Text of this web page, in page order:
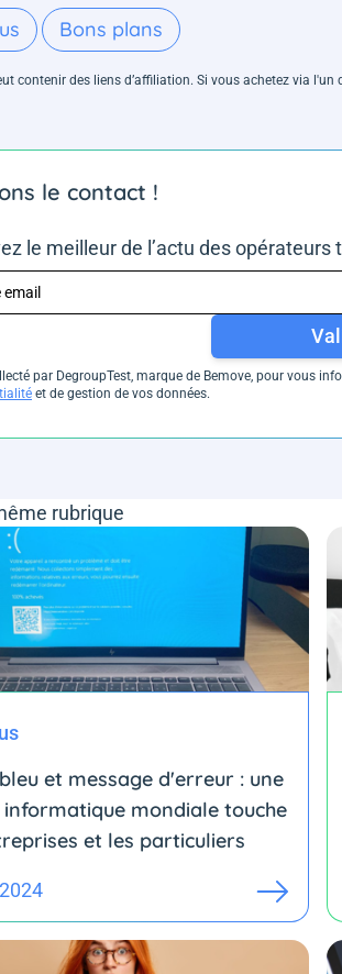
Bons plans
contenir des liens d’affiliation. Si vous achetez via
le contact !
le meilleur de l’actu des
par DegroupTest, marque de Bemove, pour vous
et de gestion de vos données.
rubrique
et message d'erreur : une
informatique mondiale touche
et les particuliers